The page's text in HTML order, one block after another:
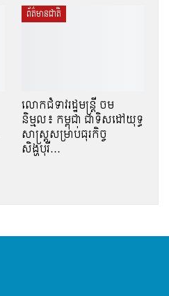
ព័ត៌មានជាតិ
លោកជំទាវរដ្ឋមន្ត្រី ចម
និម្មល៖ កម្ពុជា ជាទិសដៅយុទ្ធ
សាស្ត្រសម្រាប់ធុរកិច្ច
សិង្ហបុរី…